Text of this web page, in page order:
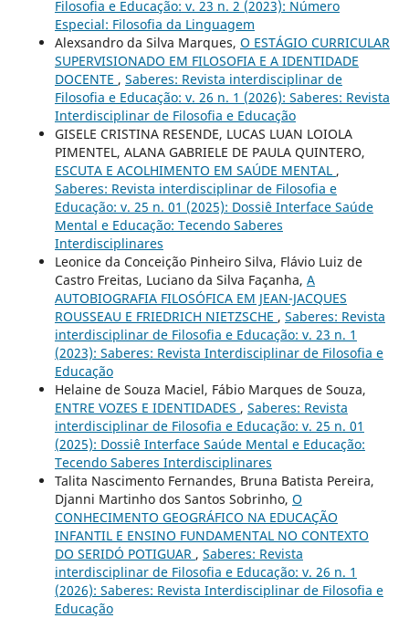
Filosofia e Educação: v. 23 n. 2 (2023): Número
Especial: Filosofia da Linguagem
Alexsandro da Silva Marques, O ESTÁGIO CURRICULAR
SUPERVISIONADO EM FILOSOFIA E A IDENTIDADE
DOCENTE , Saberes: Revista interdisciplinar de
Filosofia e Educação: v. 26 n. 1 (2026): Saberes: Revista
Interdisciplinar de Filosofia e Educação
GISELE CRISTINA RESENDE, LUCAS LUAN LOIOLA
PIMENTEL, ALANA GABRIELE DE PAULA QUINTERO,
ESCUTA E ACOLHIMENTO EM SAÚDE MENTAL ,
Saberes: Revista interdisciplinar de Filosofia e
Educação: v. 25 n. 01 (2025): Dossiê Interface Saúde
Mental e Educação: Tecendo Saberes
Interdisciplinares
Leonice da Conceição Pinheiro Silva, Flávio Luiz de
Castro Freitas, Luciano da Silva Façanha, A
AUTOBIOGRAFIA FILOSÓFICA EM JEAN-JACQUES
ROUSSEAU E FRIEDRICH NIETZSCHE , Saberes: Revista
interdisciplinar de Filosofia e Educação: v. 23 n. 1
(2023): Saberes: Revista Interdisciplinar de Filosofia e
Educação
Helaine de Souza Maciel, Fábio Marques de Souza,
ENTRE VOZES E IDENTIDADES , Saberes: Revista
interdisciplinar de Filosofia e Educação: v. 25 n. 01
(2025): Dossiê Interface Saúde Mental e Educação:
Tecendo Saberes Interdisciplinares
Talita Nascimento Fernandes, Bruna Batista Pereira,
Djanni Martinho dos Santos Sobrinho, O
CONHECIMENTO GEOGRÁFICO NA EDUCAÇÃO
INFANTIL E ENSINO FUNDAMENTAL NO CONTEXTO
DO SERIDÓ POTIGUAR , Saberes: Revista
interdisciplinar de Filosofia e Educação: v. 26 n. 1
(2026): Saberes: Revista Interdisciplinar de Filosofia e
Educação